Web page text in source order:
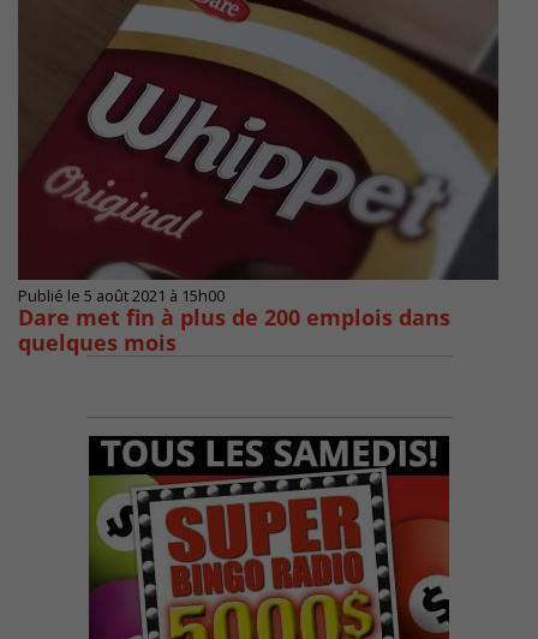
Publié le 5 août 2021 à 15h00
Dare met fin à plus de 200 emplois dans
quelques mois